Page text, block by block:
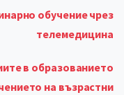
обучение чрез
телемедицина
в образованието
на възрастни